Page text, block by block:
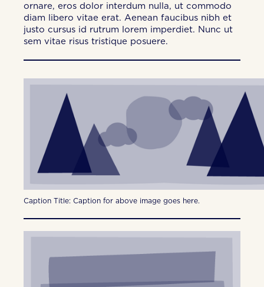
ornare, eros dolor interdum nulla, ut commodo
diam libero vitae erat. Aenean faucibus nibh et
justo cursus id rutrum lorem imperdiet. Nunc ut
sem vitae risus tristique posuere.
Caption Title: Caption for above image goes here.